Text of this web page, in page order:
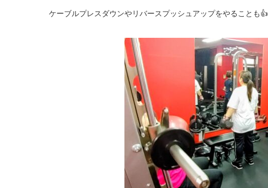
ケーブルプレスダウンやリバースプッシュアップをやることも👍